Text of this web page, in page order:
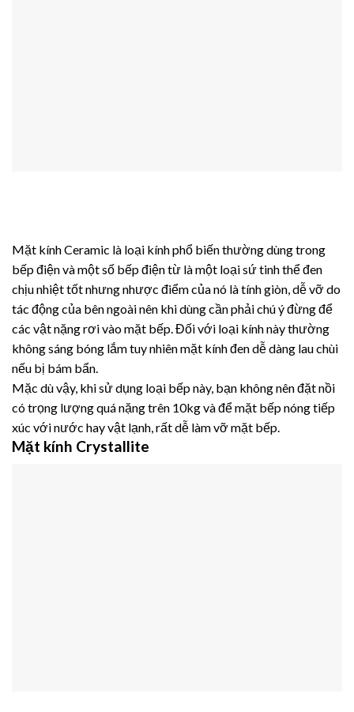
Mặt kính Ceramic là loại kính phổ biến thường dùng trong
bếp điện và một số bếp điện từ là một loại sứ tinh thể đen
chịu nhiệt tốt nhưng nhược điểm của nó là tính giòn, dễ vỡ do
tác động của bên ngoài nên khi dùng cần phải chú ý đừng để
các vật nặng rơi vào mặt bếp. Đối với loại kính này thường
không sáng bóng lắm tuy nhiên mặt kính đen dễ dàng lau chùi
nếu bị bám bẩn.
Mặc dù vậy, khi sử dụng loại bếp này, bạn không nên đặt nồi
có trọng lượng quá nặng trên 10kg và để mặt bếp nóng tiếp
xúc với nước hay vật lạnh, rất dễ làm vỡ mặt bếp.
Mặt kính Crystallite